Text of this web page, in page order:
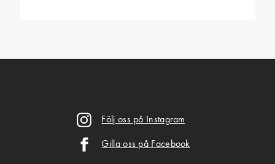
Följ oss på Instagram
Gilla oss på Facebook